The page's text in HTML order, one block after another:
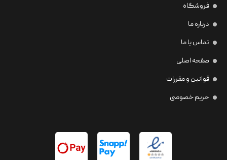
فروشگاه
درباره ما
تماس با ما
صفحه اصلی
قوانین و مقررات
حریم خصوصی